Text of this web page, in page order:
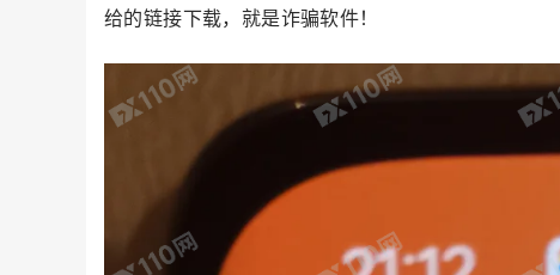
给的链接下载，就是诈骗软件！